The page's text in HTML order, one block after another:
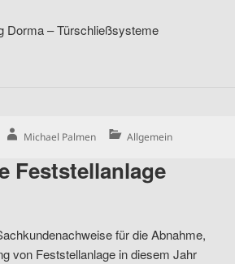
Dorma – Türschließsysteme
Author
Michael Palmen Categories
Allgemein
Feststellanlage
für die Abnahme,
von Feststellanlage in diesem Jahr